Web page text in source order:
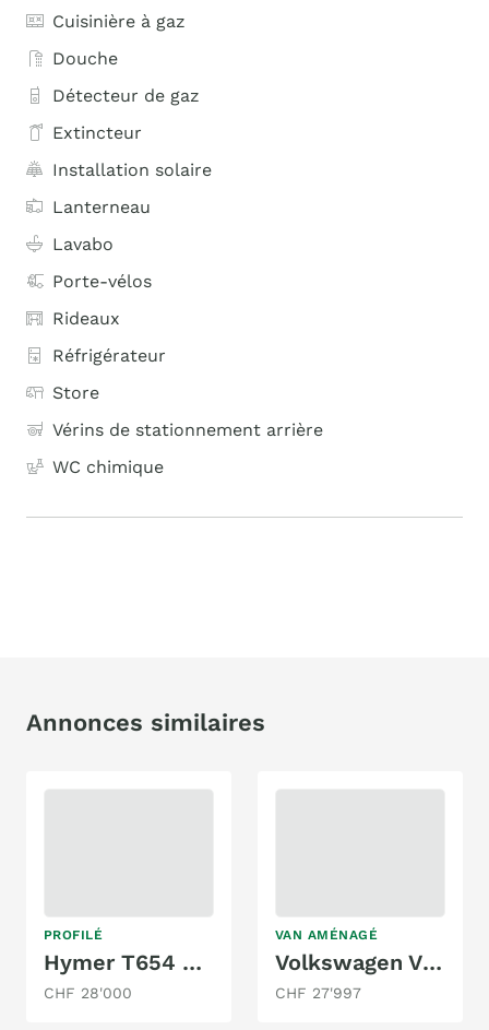
Cuisinière à gaz
Douche
Détecteur de gaz
Extincteur
Installation solaire
Lanterneau
Lavabo
Porte-vélos
Rideaux
Réfrigérateur
Store
Vérins de stationnement arrière
WC chimique
Annonces similaires
PROFILÉ
Hymer T654 Gold Edition
CHF 28'000
VAN AMÉNAGÉ
Volkswagen VW T5 CALIFORNIA BMT DSG COMF. TRAVEL 4M
CHF 27'997